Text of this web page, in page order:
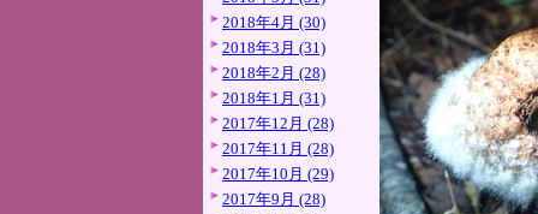
2018年4月 (30)
2018年3月 (31)
2018年2月 (28)
2018年1月 (31)
2017年12月 (28)
2017年11月 (28)
2017年10月 (29)
2017年9月 (28)